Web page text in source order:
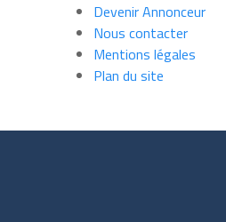
Devenir Annonceur
Nous contacter
Mentions légales
Plan du site